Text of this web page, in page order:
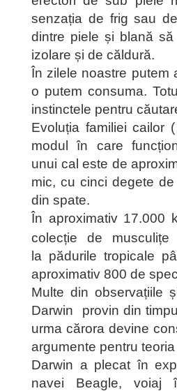
senzația de frig sau
dintre piele și blană
izolare și de căldură.
În zilele noastre putem
o putem consuma.
instinctele pentru
Evoluția familiei cailor
modul în care
unui cal este de
mic, cu cinci degete
din spate.
În aproximativ 17.000
colecție de
la pădurile tropicale
aproximativ 800 de
Multe din observațiile
Darwin provin din
urma cărora devine
argumente pentru
Darwin a plecat în
navei Beagle, voiaj